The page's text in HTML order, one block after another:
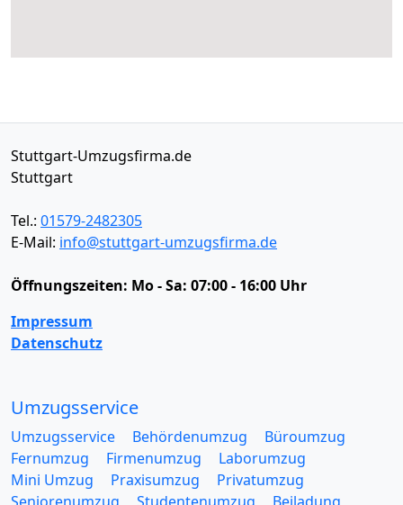
Stuttgart-Umzugsfirma.de
Stuttgart
Tel.: 01579-2482305
E-Mail: info@stuttgart-umzugsfirma.de
Öffnungszeiten: Mo - Sa: 07:00 - 16:00 Uhr
Impressum
Datenschutz
Umzugsservice
Umzugsservice Behördenumzug
Büroumzug
Fernumzug
Firmenumzug
Laborumzug
Mini Umzug
Praxisumzug
Privatumzug